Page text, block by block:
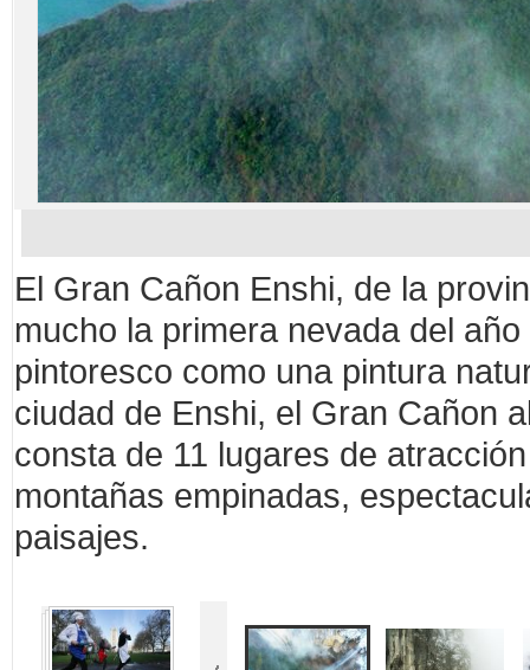
El Gran Cañon Enshi, de la
mucho la primera nevada del
pintoresco como una pintura
ciudad de Enshi, el Gran Cañon
consta de 11 lugares de
montañas empinadas,
paisajes.